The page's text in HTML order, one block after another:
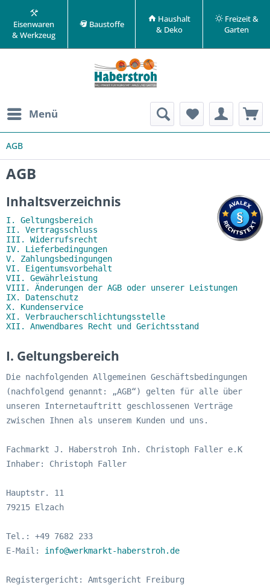
Eisenwaren
& Werkzeug
Baustoffe
Haushalt
& Deko
Freizeit &
Garten
Menü
AGB
AGB
Inhaltsverzeichnis
I. Geltungsbereich
II. Vertragsschluss
III. Widerrufsrecht
IV. Lieferbedingungen
V. Zahlungsbedingungen
VI. Eigentumsvorbehalt
VII. Gewährleistung
VIII. Änderungen der AGB oder unserer Leistungen
IX. Datenschutz
X. Kundenservice
XI. Verbraucherschlichtungsstelle
XII. Anwendbares Recht und Gerichtsstand
I. Geltungsbereich
Die nachfolgenden Allgemeinen Geschäftsbedingungen
(nachfolgend genannt: „AGB“) gelten für alle über
unseren Internetauftritt geschlossenen Verträge
zwischen Ihnen als unserem Kunden und uns.
Fachmarkt J. Haberstroh Inh. Christoph Faller e.K
Inhaber: Christoph Faller
Hauptstr. 11
79215 Elzach
Tel.: +49 7682 233
E-Mail: info@werkmarkt-haberstroh.de
Registergericht: Amtsgericht Freiburg